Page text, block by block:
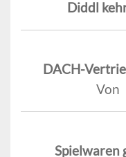
Diddl
DACH-
Von
Spielwaren